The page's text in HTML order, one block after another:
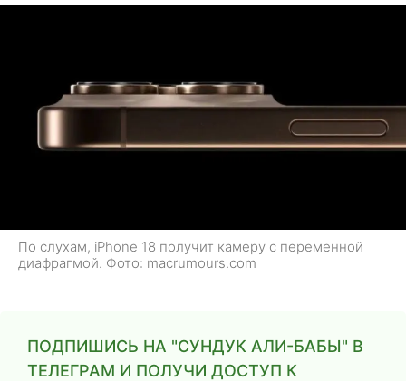
По слухам, iPhone 18 получит камеру с переменной
диафрагмой. Фото: macrumours.com
ПОДПИШИСЬ НА "СУНДУК АЛИ-БАБЫ" В
ТЕЛЕГРАМ И ПОЛУЧИ ДОСТУП К